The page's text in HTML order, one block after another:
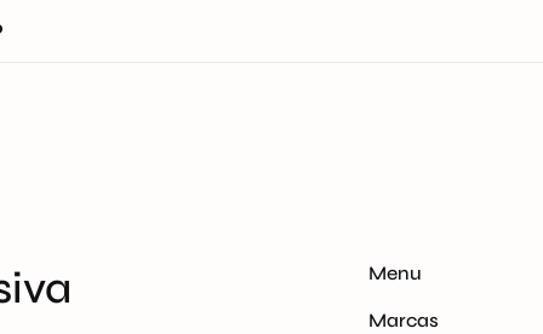
Menu
Marcas